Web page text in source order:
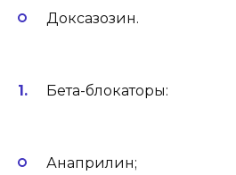
Доксазозин.
Бета-блокаторы:
Анаприлин;